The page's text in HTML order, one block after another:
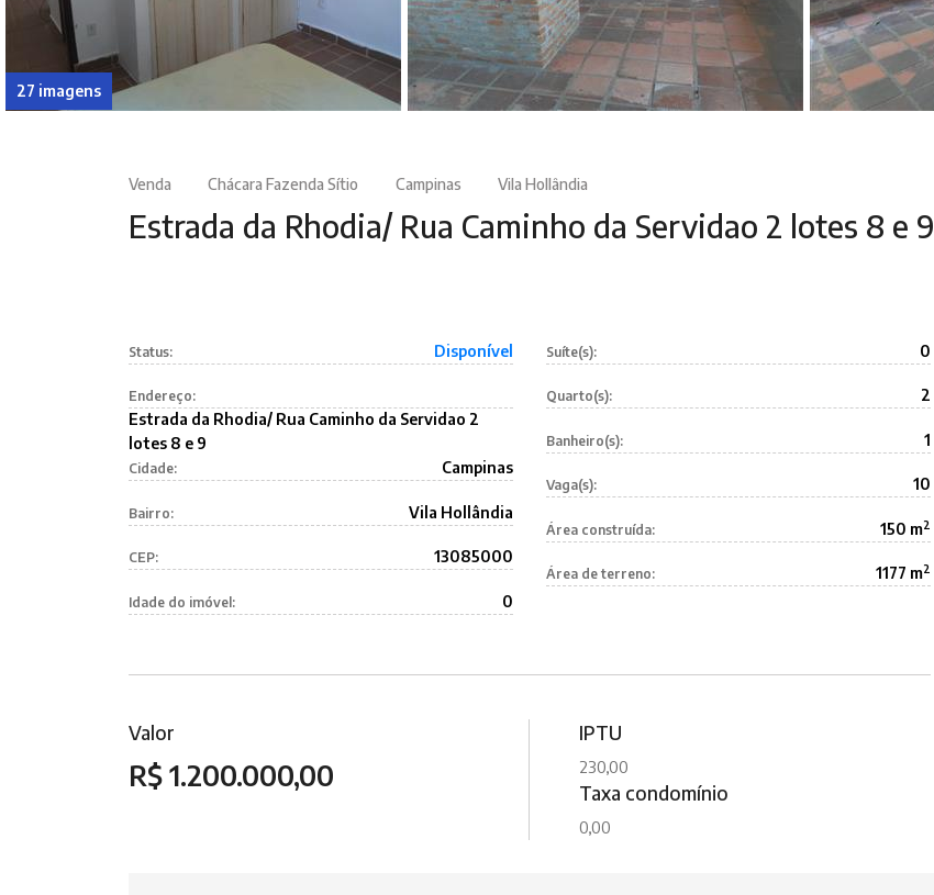
27 imagens
Venda Chácara Fazenda Sítio Campinas Vila Hollândia
Estrada da Rhodia/ Rua Caminho da Servidao 2 lotes 8 e 9
Status: Disponível
Endereço:
Estrada da Rhodia/ Rua Caminho da Servidao 2
lotes 8 e 9
Cidade: Campinas
Bairro: Vila Hollândia
CEP: 13085000
Idade do imóvel: 0
Suíte(s): 0
Quarto(s): 2
Banheiro(s): 1
Vaga(s): 10
Área construída: 150 m2
Área de terreno: 1177 m2
Valor
R$ 1.200.000,00
IPTU
230,00
Taxa condomínio
0,00